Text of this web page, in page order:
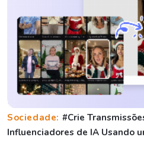
Sociedade: #Crie
Influenciadores de IA Usando